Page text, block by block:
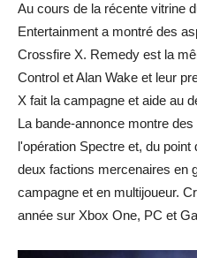
Au cours de la récente vitrine
Entertainment a montré des
Crossfire X. Remedy est la
Control et Alan Wake et leur
X fait la campagne et aide au
La bande-annonce montre
l'opération Spectre et, du
deux factions mercenaires en
campagne et en multijoueur.
année sur Xbox One, PC et